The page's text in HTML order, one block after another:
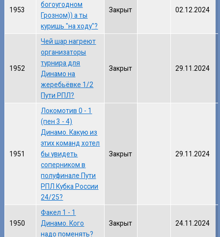
1953
богоугодном
Грозном)) а ты
куришь "на ходу"?
Закрыт 02.12.2024
1952
Чей шар нагреют
организаторы
турнира для
Динамо на
жеребьёвке 1/2
Пути РПЛ?
Закрыт 29.11.2024
1951
Локомотив 0 - 1
(пен 3 - 4)
Динамо. Какую из
этих команд хотел
бы увидеть
соперником в
полуфинале Пути
РПЛ Кубка России
24/25?
Закрыт 29.11.2024
1950
Факел 1 - 1
Динамо. Кого
надо поменять?
Закрыт 24.11.2024